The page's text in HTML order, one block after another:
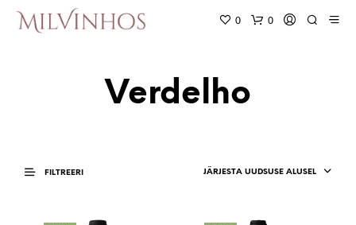
0 0
Verdelho
FILTREERI JÄRJESTA UUDSUSE ALUSEL